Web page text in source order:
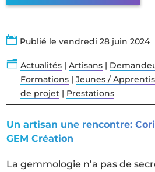
 Publié le vendredi 28 juin 2024
n Actualités| Artisans|
Formations| Jeunes / Apprentis
de projet| Prestations
Un artisan une rencontre:
GEM Création
La gemmologie n’a pas de